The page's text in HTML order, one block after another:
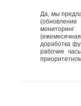
Да, мы
мониторинг
доработка
рабочие